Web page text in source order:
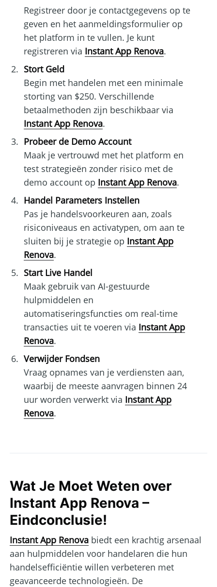
Registreer door je contactgegevens op te
geven en het aanmeldingsformulier op
het platform in te vullen. Je kunt
registreren via Instant App Renova.
Stort Geld
Begin met handelen met een minimale
storting van $250. Verschillende
betaalmethoden zijn beschikbaar via
Instant App Renova.
Probeer de Demo Account
Maak je vertrouwd met het platform en
test strategieën zonder risico met de
demo account op Instant App Renova.
Handel Parameters Instellen
Pas je handelsvoorkeuren aan, zoals
risiconiveaus en activatypen, om aan te
sluiten bij je strategie op Instant App
Renova.
Start Live Handel
Maak gebruik van AI-gestuurde
hulpmiddelen en
automatiseringsfuncties om real-time
transacties uit te voeren via Instant App
Renova.
Verwijder Fondsen
Vraag opnames van je verdiensten aan,
waarbij de meeste aanvragen binnen 24
uur worden verwerkt via Instant App
Renova.
Wat Je Moet Weten over
Instant App Renova –
Eindconclusie!
Instant App Renova biedt een krachtig arsenaal
aan hulpmiddelen voor handelaren die hun
handelsefficiëntie willen verbeteren met
geavanceerde technologieën. De